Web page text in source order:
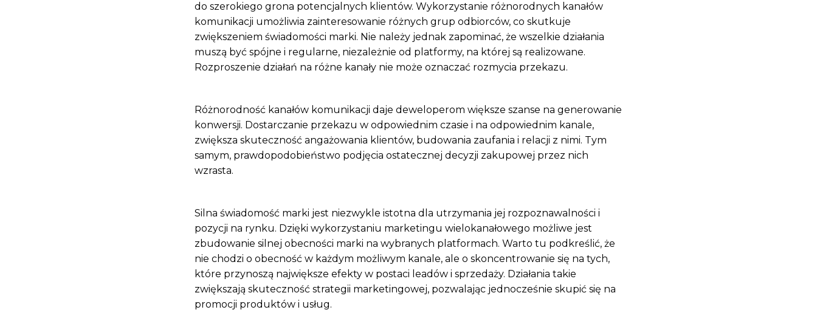
do szerokiego grona potencjalnych klientów. Wykorzystanie różnorodnych kanałów
komunikacji umożliwia zainteresowanie różnych grup odbiorców, co skutkuje
zwiększeniem świadomości marki. Nie należy jednak zapominać, że wszelkie działania
muszą być spójne i regularne, niezależnie od platformy, na której są realizowane.
Rozproszenie działań na różne kanały nie może oznaczać rozmycia przekazu.
Różnorodność kanałów komunikacji daje deweloperom większe szanse na generowanie
konwersji. Dostarczanie przekazu w odpowiednim czasie i na odpowiednim kanale,
zwiększa skuteczność angażowania klientów, budowania zaufania i relacji z nimi. Tym
samym, prawdopodobieństwo podjęcia ostatecznej decyzji zakupowej przez nich
wzrasta.
Silna świadomość marki jest niezwykle istotna dla utrzymania jej rozpoznawalności i
pozycji na rynku. Dzięki wykorzystaniu marketingu wielokanałowego możliwe jest
zbudowanie silnej obecności marki na wybranych platformach. Warto tu podkreślić, że
nie chodzi o obecność w każdym możliwym kanale, ale o skoncentrowanie się na tych,
które przynoszą największe efekty w postaci leadów i sprzedaży. Działania takie
zwiększają skuteczność strategii marketingowej, pozwalając jednocześnie skupić się na
promocji produktów i usług.